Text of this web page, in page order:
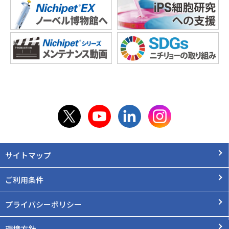
サイトマップ
ご利用条件
プライバシーポリシー